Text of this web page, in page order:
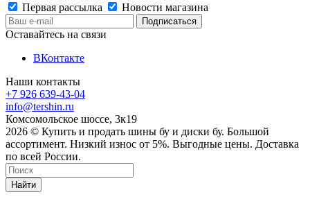
Первая рассылка
Новости магазина
Оставайтесь на связи
ВКонтакте
Наши контакты
+7 926 639-43-04
info@tershin.ru
Комсомольское шоссе, 3к19
2026 © Купить и продать шины бу и диски бу. Большой
ассортимент. Низкий износ от 5%. Выгодные цены. Доставка
по всей России.
Найти